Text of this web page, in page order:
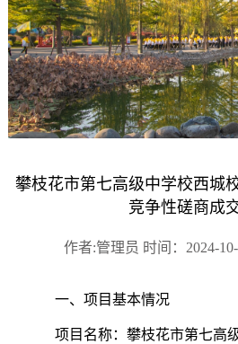
攀枝花市第七高级中学校西城
竞争性磋商成
作者:管理员 时间：2024-
一、项目基本情况
项目名称：攀枝花市第七高